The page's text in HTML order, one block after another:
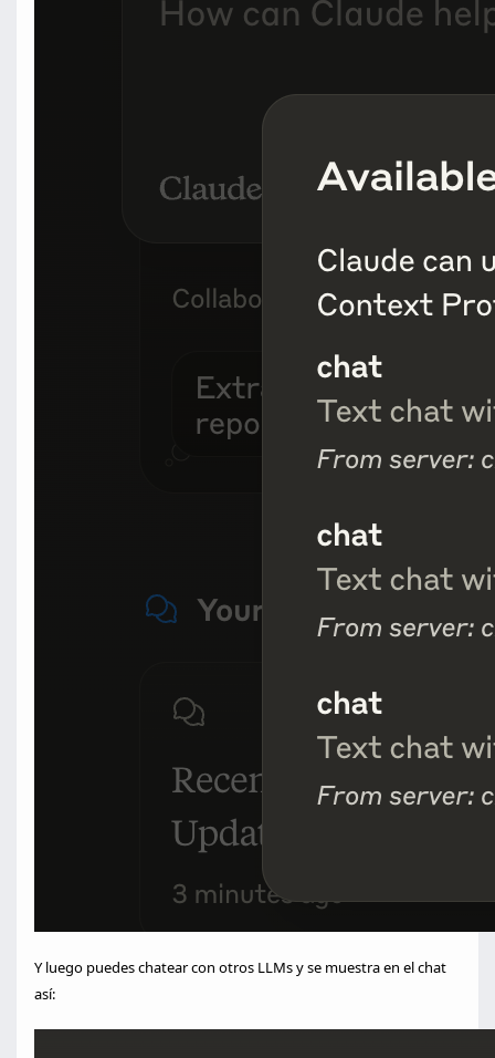
Y luego puedes chatear con otros LLMs y se muestra en el chat
así: